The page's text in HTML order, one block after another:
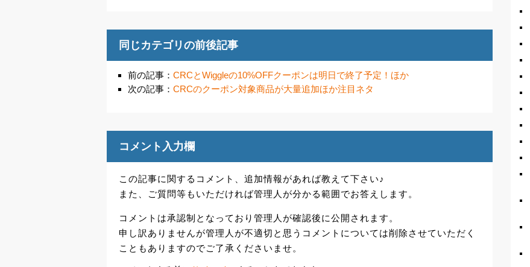
同じカテゴリの前後記事
前の記事： CRCとWiggleの10%OFFクーポンは明日で終了予定！ほか
次の記事： CRCのクーポン対象商品が大量追加ほか注目ネタ
コメント入力欄
この記事に関するコメント、追加情報があれば教えて下さい♪
また、ご質問等もいただければ管理人が分かる範囲でお答えします。
コメントは承認制となっており管理人が確認後に公開されます。
申し訳ありませんが管理人が不適切と思うコメントについては削除させていただく
こともありますのでご了承くださいませ。